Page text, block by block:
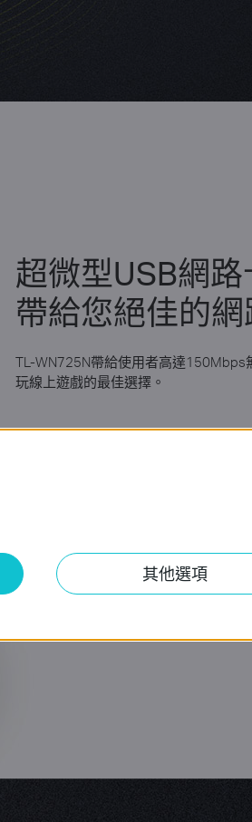
超微型USB網路
帶給您絕佳的
TL-WN725N帶給使用者高達
玩線上遊戲的最佳選擇。
其他選項